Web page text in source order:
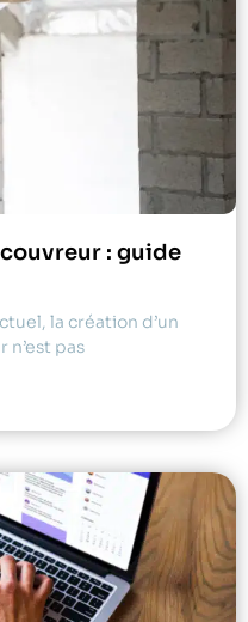
: guide
la création d’un
pas